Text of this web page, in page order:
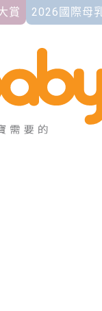
賞 2026國際母